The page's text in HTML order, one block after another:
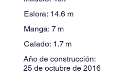
Eslora: 14.6m
Manga: 7m
Calado: 1.7m
Año de construcción:
25 de octubre de 2016